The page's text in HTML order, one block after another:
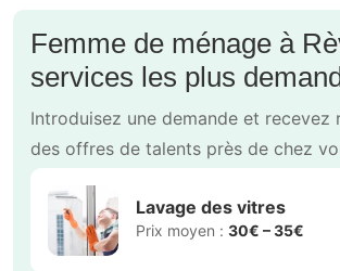
Femme de ménage à
services les plus
Introduisez une demande et recevez
des offres de talents près de chez
Lavage des vitres
Prix moyen : 30€ – 35€